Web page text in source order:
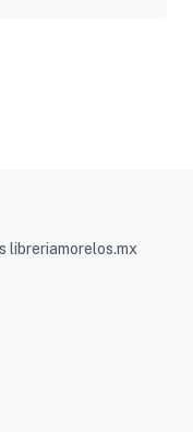
libreriamorelos.mx